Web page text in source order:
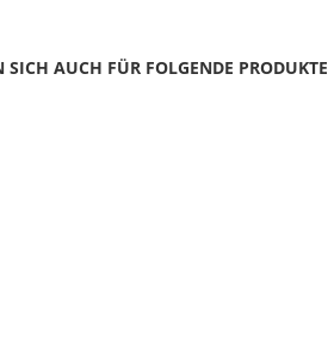
AUCH FÜR FOLGENDE PRODUKTE